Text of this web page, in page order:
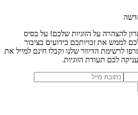
להצהרה על הזוגיות שלכם! על בסיס
לממש את זכויותכם כידועים בציבור
לרשימת הדיוור שלנו וקבלו חינם למייל את
לכם תעודת הזוגיות.